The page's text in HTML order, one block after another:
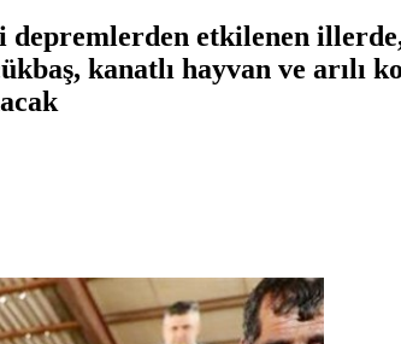
depremlerden etkilenen
kanatlı hayvan ve arılı